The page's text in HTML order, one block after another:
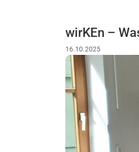
wirKEn –
16.10.2025